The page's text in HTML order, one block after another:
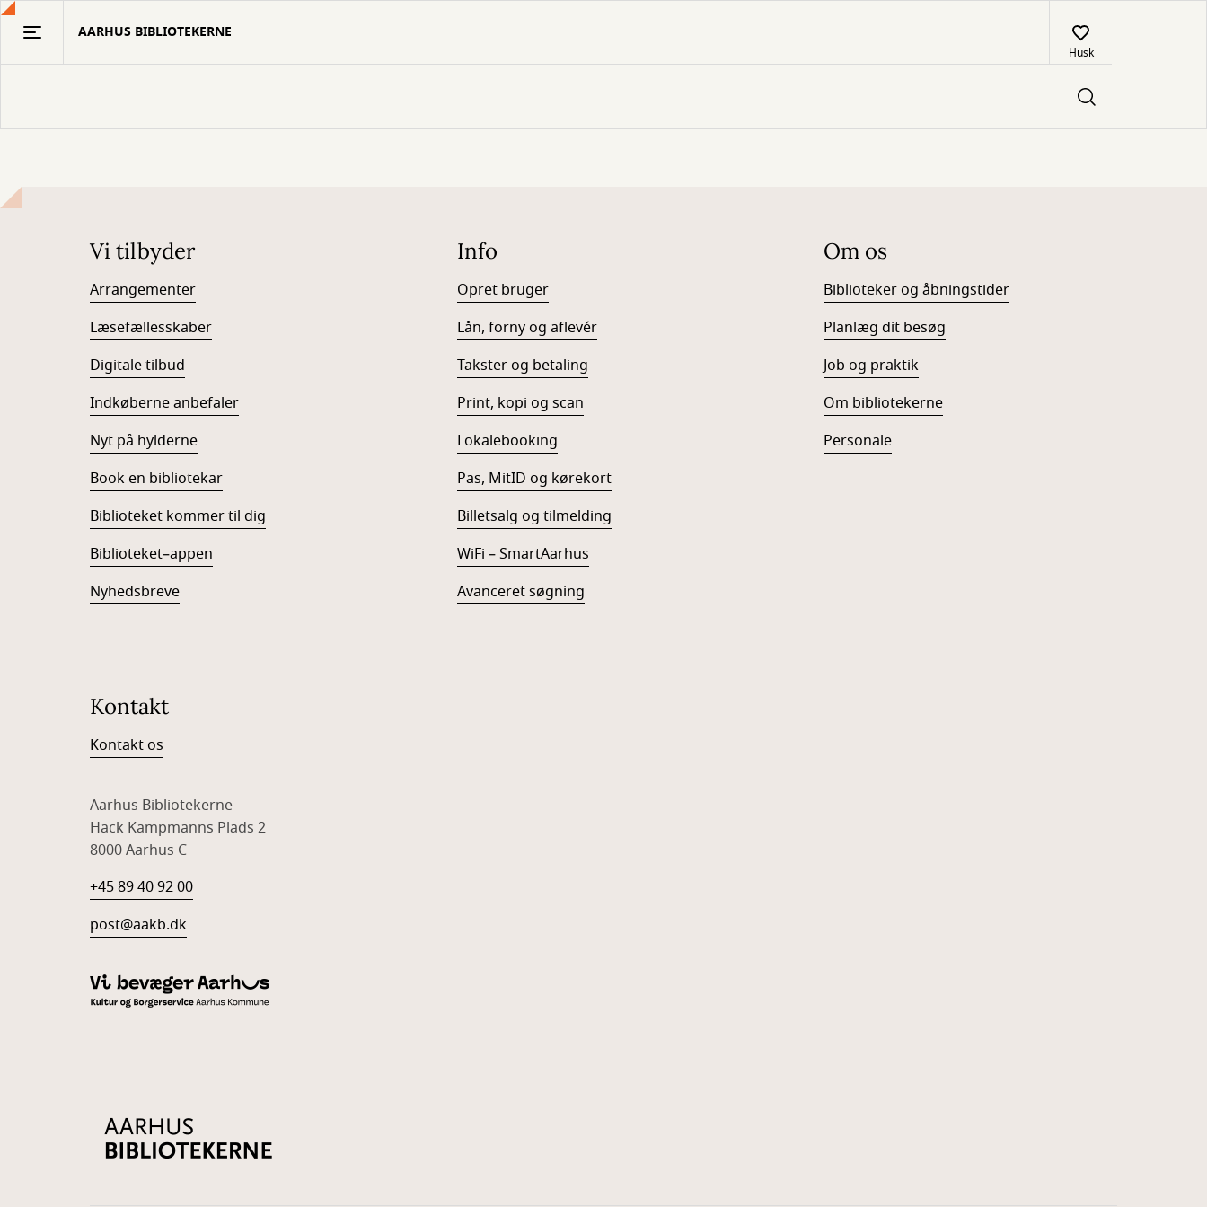
Gå
AARHUS BIBLIOTEKERNE
Husk
Vi tilbyder
Arrangementer
Læsefællesskaber
Digitale tilbud
Indkøberne anbefaler
Nyt på hylderne
Book en bibliotekar
Biblioteket kommer til dig
Biblioteket–appen
Nyhedsbreve
Info
Opret bruger
Lån, forny og aflevér
Takster og betaling
Print, kopi og scan
Lokalebooking
Pas, MitID og kørekort
Billetsalg og tilmelding
WiFi – SmartAarhus
Avanceret søgning
Om os
Biblioteker og åbningstider
Planlæg dit besøg
Job og praktik
Om bibliotekerne
Personale
Kontakt
Kontakt os
Aarhus Bibliotekerne
Hack Kampmanns Plads 2
8000 Aarhus C
+45 89 40 92 00
post@aakb.dk